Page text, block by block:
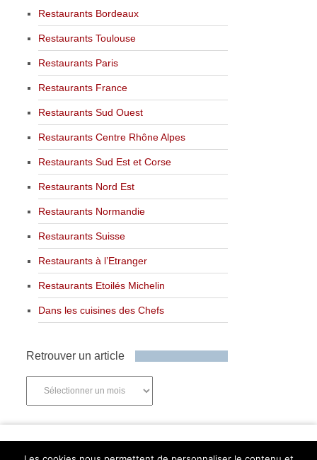
Restaurants Bordeaux
Restaurants Toulouse
Restaurants Paris
Restaurants France
Restaurants Sud Ouest
Restaurants Centre Rhône Alpes
Restaurants Sud Est et Corse
Restaurants Nord Est
Restaurants Normandie
Restaurants Suisse
Restaurants à l’Etranger
Restaurants Etoilés Michelin
Dans les cuisines des Chefs
Retrouver un article